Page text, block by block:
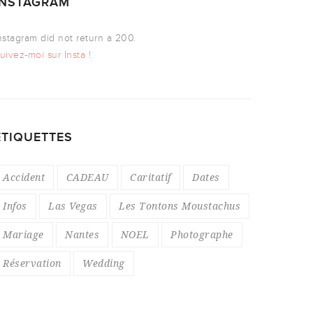
did not return a 200.
moi sur Insta !
Accident CADEAU Caritatif Dates
Infos Las Vegas Les Tontons Moustachus
Mariage Nantes NOEL Photographe
Réservation Wedding